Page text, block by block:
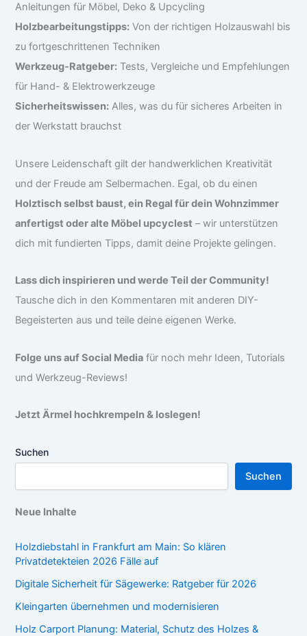
Anleitungen für Möbel, Deko & Upcycling
Holzbearbeitungstipps: Von der richtigen Holzauswahl bis
zu fortgeschrittenen Techniken
Werkzeug-Ratgeber: Tests, Vergleiche und Empfehlungen
für Hand- & Elektrowerkzeuge
Sicherheitswissen: Alles, was du für sicheres Arbeiten in
der Werkstatt brauchst
Unsere Leidenschaft gilt der handwerklichen Kreativität
und der Freude am Selbermachen. Egal, ob du einen
Holztisch selbst baust, ein Regal für dein Wohnzimmer
anfertigst oder alte Möbel upcyclest – wir unterstützen
dich mit fundierten Tipps, damit deine Projekte gelingen.
Lass dich inspirieren und werde Teil der Community!
Tausche dich in den Kommentaren mit anderen DIY-
Begeisterten aus und teile deine eigenen Werke.
Folge uns auf Social Media für noch mehr Ideen, Tutorials
und Werkzeug-Reviews!
Jetzt Ärmel hochkrempeln & loslegen!
Suchen
Suchen
Neue Inhalte
Holzdiebstahl in Frankfurt am Main: So klären
Privatdetekteien 2026 Fälle auf
Digitale Sicherheit für Sägewerke: Ratgeber für 2026
Kleingarten übernehmen und modernisieren
Holz Carport Planung: Material, Schutz des Holzes &